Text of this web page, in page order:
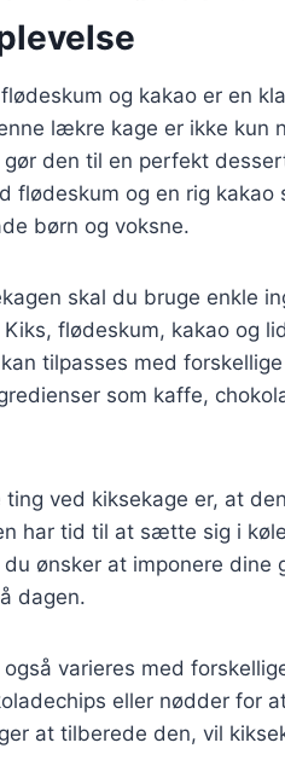
og kakao er en
lækre kage er ikke kun
den til en perfekt
flødeskum og en rig
børn og voksne.
skal du bruge enkle
flødeskum, kakao og
tilpasses med
som kaffe,
ved kiksekage er, at
har tid til at sætte sig i
du ønsker at imponere
dagen.
varieres med
eller nødder for
at tilberede den, vil